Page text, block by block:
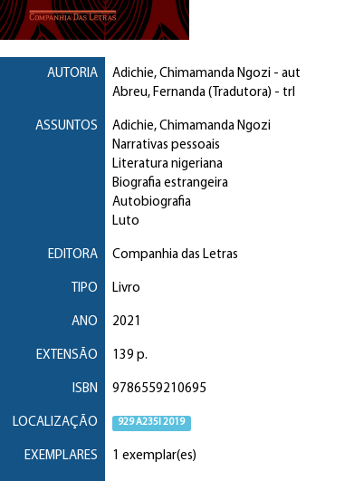
AUTORIA Adichie, Chimamanda Ngozi - aut
Abreu, Fernanda (Tradutora) - trl
ASSUNTOS
Adichie, Chimamanda Ngozi
Narrativas pessoais
Literatura nigeriana
Biografia estrangeira
Autobiografia
Luto
EDITORA Companhia das Letras
TIPO Livro
ANO 2021
EXTENSÃO 139 p.
ISBN 9786559210695
LOCALIZAÇÃO 929 A235l 2019
EXEMPLARES 1 exemplar(es)